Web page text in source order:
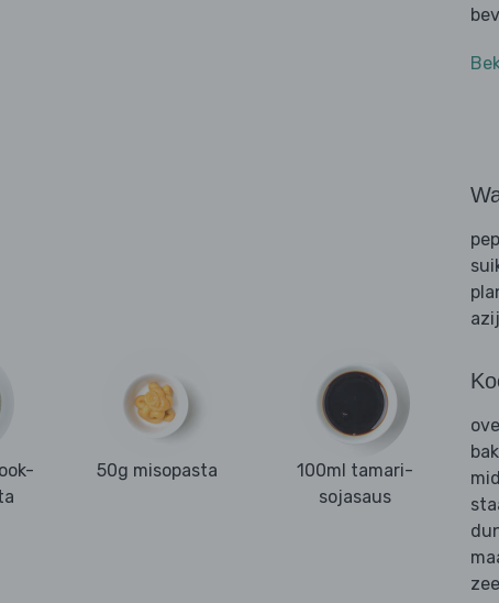
50g misopasta
100ml tamari-
sojasaus